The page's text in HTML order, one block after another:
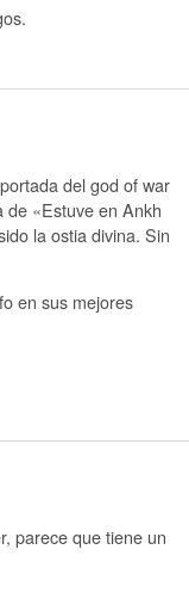
del god of war
de «Estuve en Ankh
la ostia divina. Sin
en sus mejores
parece que tiene un